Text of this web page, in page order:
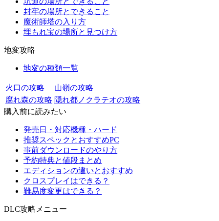
封牢の場所とできること
魔術師塔の入り方
埋もれ宝の場所と見つけ方
地変攻略
地変の種類一覧
火口の攻略
山嶺の攻略
腐れ森の攻略 隠れ都ノクラテオの攻略
購入前に読みたい
発売日・対応機種・ハード
推奨スペックとおすすめPC
事前ダウンロードのやり方
予約特典と値段まとめ
エディションの違いとおすすめ
クロスプレイはできる？
難易度変更はできる？
DLC攻略メニュー